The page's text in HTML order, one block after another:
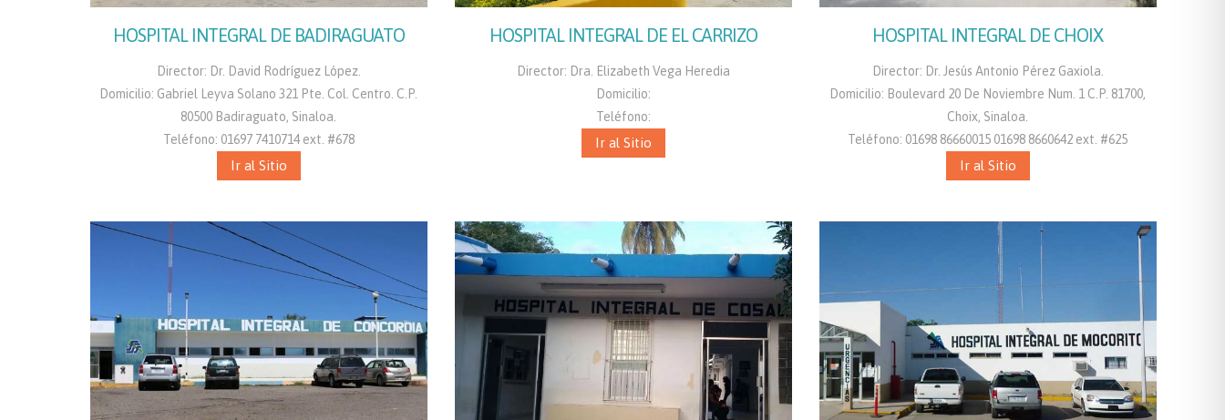
HOSPITAL INTEGRAL DE BADIRAGUATO
Director: Dr. David Rodríguez López.
Domicilio: Gabriel Leyva Solano 321 Pte. Col. Centro. C.P.
80500 Badiraguato, Sinaloa.
Teléfono: 01697 7410714 ext. #678
Ir al Sitio
HOSPITAL INTEGRAL DE EL CARRIZO
Director: Dra. Elizabeth Vega Heredia
Domicilio:
Teléfono:
Ir al Sitio
HOSPITAL INTEGRAL DE CHOIX
Director: Dr. Jesús Antonio Pérez Gaxiola.
Domicilio: Boulevard 20 De Noviembre Num. 1 C.P. 81700,
Choix, Sinaloa.
Teléfono: 01698 86660015 01698 8660642 ext. #625
Ir al Sitio